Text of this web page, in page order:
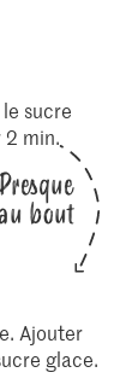
sucre
2 min.
Presque
bout
Ajouter
glace.